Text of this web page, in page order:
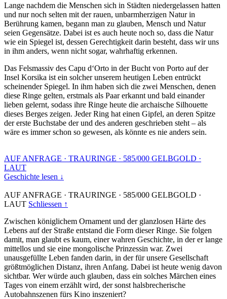
Lange nachdem die Menschen sich in Städten niedergelassen hatten
und nur noch selten mit der rauen, unbarmherzigen Natur in
Berührung kamen, begann man zu glauben, Mensch und Natur
seien Gegensätze. Dabei ist es auch heute noch so, dass die Natur
wie ein Spiegel ist, dessen Gerechtigkeit darin besteht, dass wir uns
in ihm anders, wenn nicht sogar, wahrhaftig erkennen.
Das Felsmassiv des Capu d‘Orto in der Bucht von Porto auf der
Insel Korsika ist ein solcher unserem heutigen Leben entrückt
scheinender Spiegel. In ihm haben sich die zwei Menschen, denen
diese Ringe gelten, erstmals als Paar erkannt und bald einander
lieben gelernt, sodass ihre Ringe heute die archaische Silhouette
dieses Berges zeigen. Jeder Ring hat einen Gipfel, an deren Spitze
der erste Buchstabe der und des anderen geschrieben steht – als
wäre es immer schon so gewesen, als könnte es nie anders sein.
AUF ANFRAGE · TRAURINGE · 585/000 GELBGOLD ·
LAUT
Geschichte lesen ↓
AUF ANFRAGE · TRAURINGE · 585/000 GELBGOLD ·
LAUT Schliessen ↑
Zwischen königlichem Ornament und der glanzlosen Härte des
Lebens auf der Straße entstand die Form dieser Ringe. Sie folgen
damit, man glaubt es kaum, einer wahren Geschichte, in der er lange
mittellos und sie eine mongolische Prinzessin war. Zwei
unausgefüllte Leben fanden darin, in der für unsere Gesellschaft
größtmöglichen Distanz, ihren Anfang. Dabei ist heute wenig davon
sichtbar. Wer würde auch glauben, dass ein solches Märchen eines
Tages von einem erzählt wird, der sonst halsbrecherische
Autobahnszenen fürs Kino inszeniert?